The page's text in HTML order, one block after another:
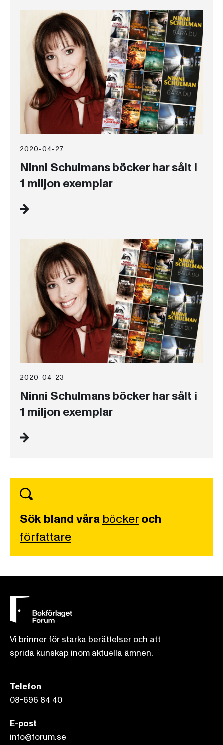
2020-04-27
Ninni Schulmans böcker har sålt i
1 miljon exemplar
2020-04-23
Ninni Schulmans böcker har sålt i
1 miljon exemplar
Sök bland våra böckeroch
författare
Vi brinner för starka berättelser och att
sprida kunskap inom aktuella ämnen.
Telefon
08-696 84 40
E-post
info@forum.se